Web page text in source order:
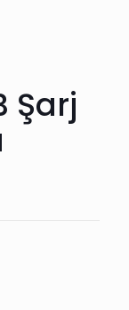
Şarj